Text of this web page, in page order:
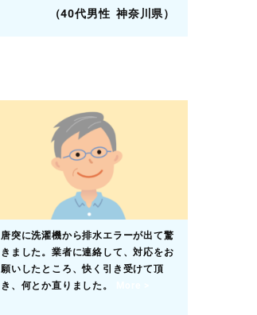
（40代男性 神奈川県）
唐突に洗濯機から排水エラーが出て驚
きました。業者に連絡して、対応をお
願いしたところ、快く引き受けて頂
き、何とか直りました。